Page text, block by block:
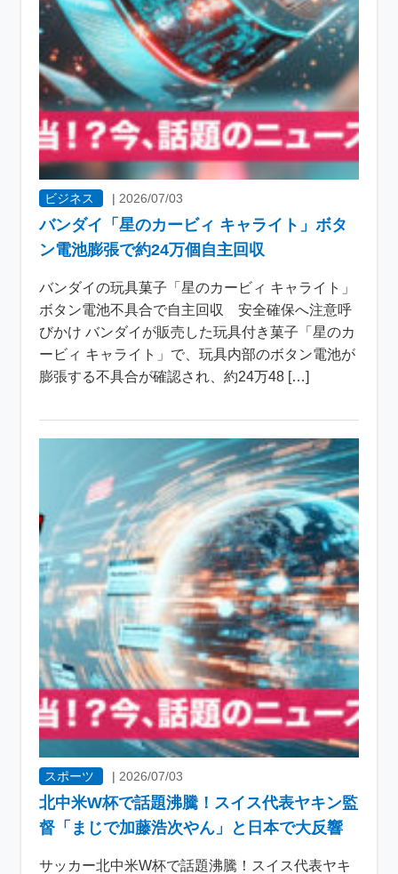
ビジネス | 2026/07/03
バンダイ「星のカービィ キャライト」ボタ
ン電池膨張で約24万個自主回収
バンダイの玩具菓子「星のカービィ キャライト」
ボタン電池不具合で自主回収 安全確保へ注意呼
びかけ バンダイが販売した玩具付き菓子「星のカ
ービィ キャライト」で、玩具内部のボタン電池が
膨張する不具合が確認され、約24万48 […]
スポーツ | 2026/07/03
北中米W杯で話題沸騰！スイス代表ヤキン監
督「まじで加藤浩次やん」と日本で大反響
サッカー北中米W杯で話題沸騰！スイス代表ヤキ